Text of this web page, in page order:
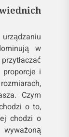
w
i
Czym
o to,
chodzi o